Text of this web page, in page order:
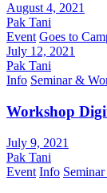
August 4, 2021
Pak Tani
Event Goes to
July 12, 2021
Pak Tani
Info Seminar &
Workshop
July 9, 2021
Pak Tani
Event Info